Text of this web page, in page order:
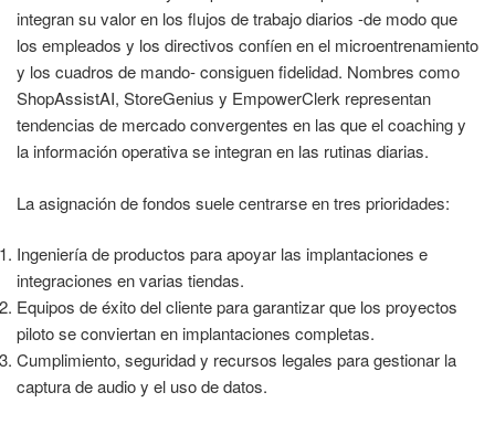
integran su valor en los flujos de trabajo diarios -de modo que
los empleados y los directivos confíen en el microentrenamiento
y los cuadros de mando- consiguen fidelidad. Nombres como
ShopAssistAI, StoreGenius y EmpowerClerk representan
tendencias de mercado convergentes en las que el coaching y
la información operativa se integran en las rutinas diarias.
La asignación de fondos suele centrarse en tres prioridades:
Ingeniería de productos para apoyar las implantaciones e
integraciones en varias tiendas.
Equipos de éxito del cliente para garantizar que los proyectos
piloto se conviertan en implantaciones completas.
Cumplimiento, seguridad y recursos legales para gestionar la
captura de audio y el uso de datos.